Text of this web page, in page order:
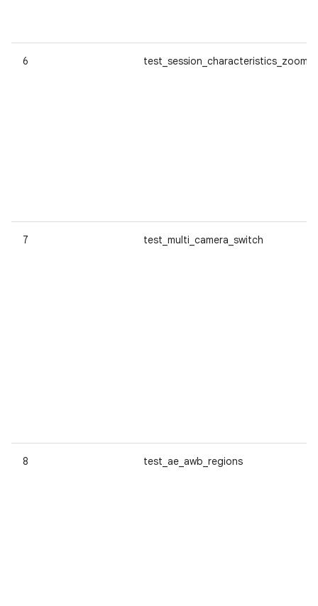
6 test_session_characteristics_zoom
7 test_multi_camera_switch
8 test_ae_awb_regions